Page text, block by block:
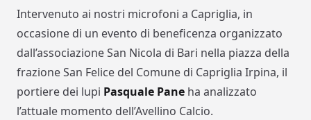
Intervenuto ai nostri microfoni a Capriglia, in
occasione di un evento di beneficenza organizzato
dall’associazione San Nicola di Bari nella piazza della
frazione San Felice del Comune di Capriglia Irpina, il
portiere dei lupi Pasquale Pane ha analizzato
l’attuale momento dell’Avellino Calcio.